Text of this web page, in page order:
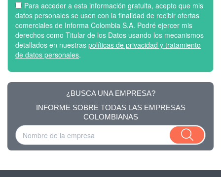
Para acceder a esta información gratuita, acepto que mis
datos personales se usen con la finalidad de recibir ofertas
comerciales de Informa Colombia S.A. Podré ejercer mis
derechos como Titular de los Datos usando los mecanismos
detallados en nuestras políticas de privacidad y tratamiento
de datos personales.
¿BUSCA UNA EMPRESA?
INFORME SOBRE TODAS LAS EMPRESAS
COLOMBIANAS